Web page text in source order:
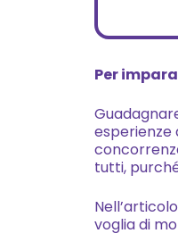
Per
esperienze
tutti,
voglia di